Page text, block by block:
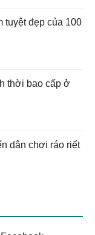
tuyệt đẹp của 100
thời bao cấp ở
dân chơi ráo riết